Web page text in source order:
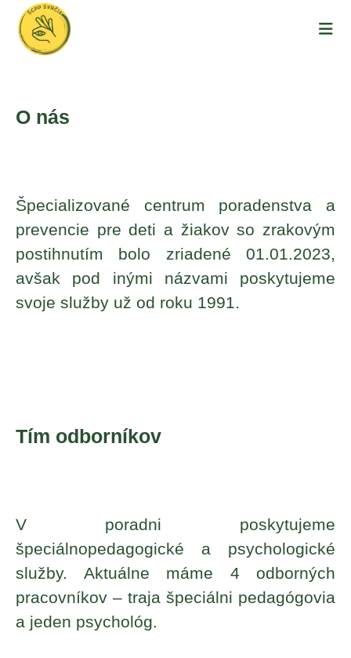
O nás
Špecializované centrum poradenstva a
prevencie pre deti a žiakov so zrakovým
postihnutím bolo zriadené 01.01.2023,
avšak pod inými názvami poskytujeme
svoje služby už od roku 1991.
Tím odborníkov
V poradni poskytujeme
špeciálnopedagogické a psychologické
služby. Aktuálne máme 4 odborných
pracovníkov – traja špeciálni pedagógovia
a jeden psychológ.